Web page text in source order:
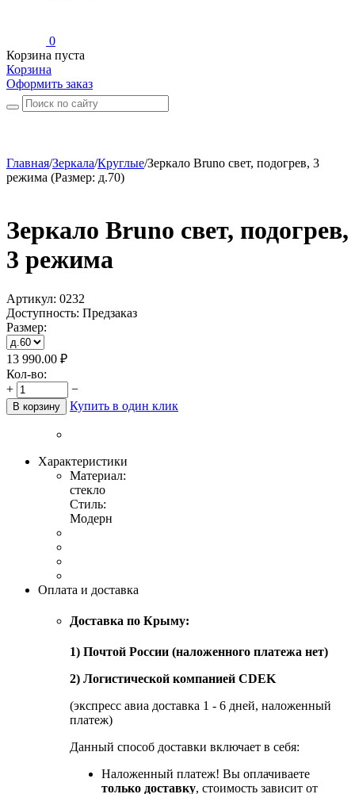
0
Корзина пуста
Корзина
Оформить заказ
Главная/Зеркала/Круглые/Зеркало Bruno свет, подогрев, 3
режима (Размер: д.70)
Зеркало Bruno свет, подогрев,
3 режима
Артикул: 0232
Доступность: Предзаказ
Размер:
13 990.00 ₽
Кол-во:
+
−
В корзину Купить в один клик
Характеристики
Материал:
стекло
Стиль:
Модерн
Оплата и доставка
Доставка по Крыму:
1) Почтой России (наложенного платежа нет)
2) Логистической компанией CDEK
(экспресс авиа доставка 1 - 6 дней, наложенный
платеж)
Данный способ доставки включает в себя:
Наложенный платеж! Вы оплачиваете
только доставку, стоимость зависит от